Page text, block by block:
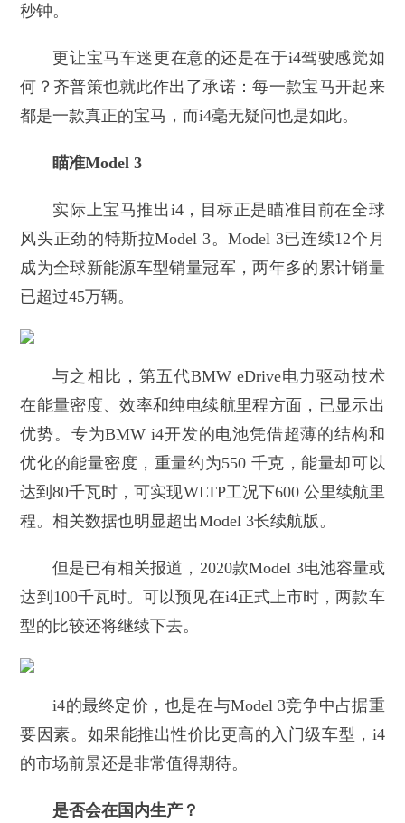
秒钟。
更让宝马车迷更在意的还是在于i4驾驶感觉如
何？齐普策也就此作出了承诺：每一款宝马开起来
都是一款真正的宝马，而i4毫无疑问也是如此。
瞄准Model 3
实际上宝马推出i4，目标正是瞄准目前在全球
风头正劲的特斯拉Model 3。Model 3已连续12个月
成为全球新能源车型销量冠军，两年多的累计销量
已超过45万辆。
与之相比，第五代BMW eDrive电力驱动技术
在能量密度、效率和纯电续航里程方面，已显示出
优势。专为BMW i4开发的电池凭借超薄的结构和
优化的能量密度，重量约为550 千克，能量却可以
达到80千瓦时，可实现WLTP工况下600 公里续航里
程。相关数据也明显超出Model 3长续航版。
但是已有相关报道，2020款Model 3电池容量或
达到100千瓦时。可以预见在i4正式上市时，两款车
型的比较还将继续下去。
i4的最终定价，也是在与Model 3竞争中占据重
要因素。如果能推出性价比更高的入门级车型，i4
的市场前景还是非常值得期待。
是否会在国内生产？